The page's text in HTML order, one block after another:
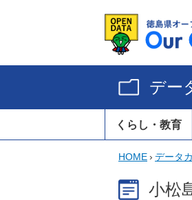
デー
くらし・教育
HOME› データ
小松